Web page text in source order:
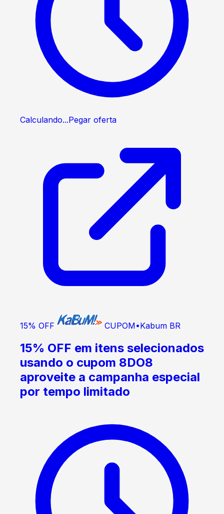
Calculando...Pegar oferta
15% OFF CUPOM•Kabum BR
15% OFF em itens selecionados
usando o cupom 8DO8
aproveite a campanha especial
por tempo limitado